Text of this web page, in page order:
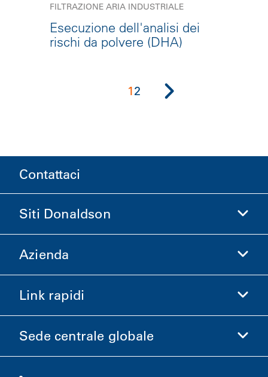
FILTRAZIONE ARIA INDUSTRIALE
Esecuzione dell'analisi dei
rischi da polvere (DHA)
12
Contattaci
Siti Donaldson
Donaldson Life Sciences
Azienda
Informazioni aziendali
Carriere
Link rapidi
Investitori
Sede centrale globale